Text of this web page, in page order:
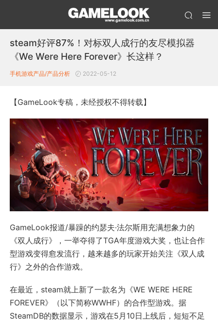
steam好评87%！对标双人成行的友尽模拟器
《We Were Here Forever》长这样？
手机游戏产品/产品分析 2022-05-12
【GameLook专稿，未经授权不得转载】
GameLook报道/暴躁的约瑟夫·法尔斯用充满想象力的
《双人成行》，一举夺得了TGA年度游戏大奖，也让合作
型游戏变得愈发流行，越来越多的玩家开始关注《双人成
行》之外的合作游戏。
在最近，steam就上新了一款名为《WE WERE HERE
FOREVER》（以下简称WWHF）的合作型游戏。据
SteamDB的数据显示，游戏在5月10日上线后，短短不足